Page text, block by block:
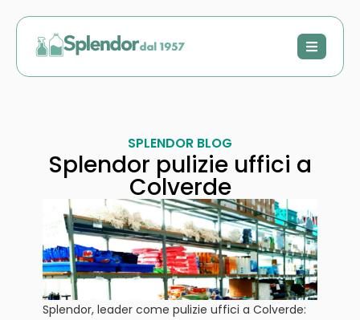
SPLENDOR BLOG
Splendor pulizie uffici a
Colverde
Splendor, leader come pulizie uffici a Colverde: